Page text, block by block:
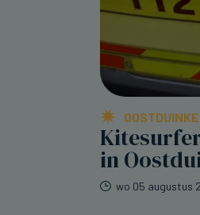
in
wo 05 augustus